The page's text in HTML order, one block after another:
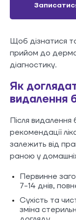
Щоб дізнатися
прийом до
діагностику.
Як
видалення
Після
рекомендації
залежить від
раною у
Первинне
7-14 днів,
Сухість та
зміна